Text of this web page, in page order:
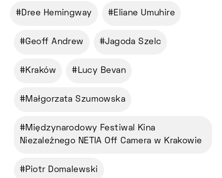
Dree Hemingway Eliane Umuhire
Geoff Andrew Jagoda Szelc
Kraków Lucy Bevan
Małgorzata Szumowska
Międzynarodowy Festiwal Kina
Niezależnego NETIA Off Camera w Krakowie
Piotr Domalewski